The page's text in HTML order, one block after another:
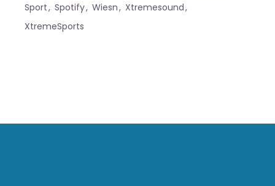
Sport
Spotify Wiesn
Xtremesound
XtremeSports